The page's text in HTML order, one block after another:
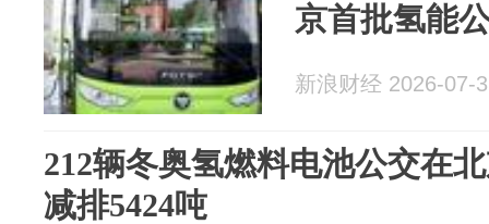
京首批氢能
新浪财经 2026-07-
212辆冬奥氢燃料电池公交在
减排5424吨